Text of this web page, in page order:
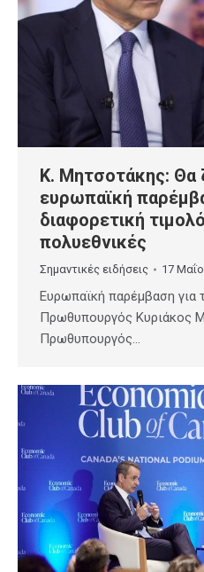
Κ. Μητσοτάκης: Θα
ευρωπαϊκή
διαφορετική
πολυεθνικές
Σημαντικές ειδήσεις 17
Ευρωπαϊκή παρέμβαση για
Πρωθυπουργός Κυριάκος
Πρωθυπουργός…